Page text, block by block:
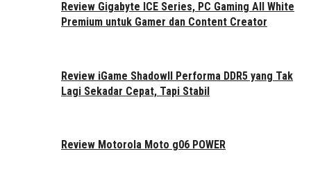
Review Gigabyte ICE Series, PC Gaming All White
Premium untuk Gamer dan Content Creator
Review iGame ShadowII Performa DDR5 yang Tak
Lagi Sekadar Cepat, Tapi Stabil
Review Motorola Moto g06 POWER